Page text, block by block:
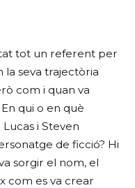
tot un referent per
la seva trajectòria
com i quan va
qui o en què
i Steven
de ficció? Hi
sorgir el nom, el
com es va crear